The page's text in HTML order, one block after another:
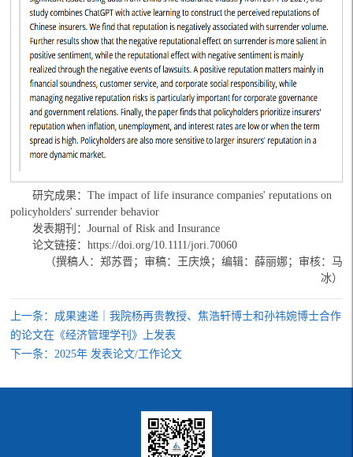
研究成果：The impact of life insurance companies' reputations on
policyholders' surrender behavior
发表期刊：Journal of Risk and Insurance
论文链接：https://doi.org/10.1111/jori.70060
（撰稿人：郑苏晋；审稿：王庆焕；编辑：薛丽娜；审核：马
冰）
上一条：成果速递｜我院杨再贵教授、焦浩轩博士和孙祎婉博士合作
的论文在《经济管理学刊》上发表
下一条：2025年 发表论文/工作论文